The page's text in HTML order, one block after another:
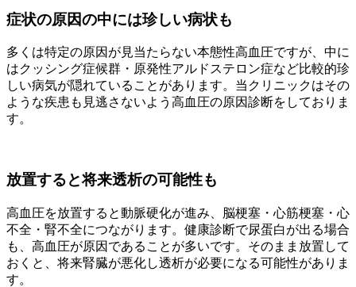
症状の原因の中には珍しい病状も
多くは特定の原因が見当たらない本態性高血圧ですが、中に
はクッシング症候群・原発性アルドステロン症など比較的珍
しい病気が隠れていることがあります。当クリニックはその
ような疾患も見逃さないよう高血圧の原因診断をしておりま
す。
放置すると将来透析の可能性も
高血圧を放置すると動脈硬化が進み、脳梗塞・心筋梗塞・心
不全・腎不全につながります。健康診断で尿蛋白が出る場合
も、高血圧が原因であることが多いです。そのまま放置して
おくと、将来腎臓が悪化し透析が必要になる可能性がありま
す。